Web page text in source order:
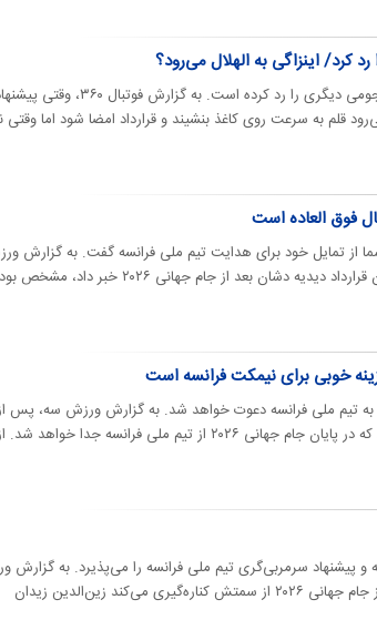
اسطوره فرانسوی رئال مادرید در روزهای اخیر پیشنهاد نجومی دیگری را رد کرده است. به گزارش فوتبال ۳۶۰،
قلم به سرعت روی کاغذ بنشیند و قرارداد امضا شود اما وقتی
فوق العاده است
از تمایل ‌خود برای هدایت تیم ملی فرانسه گفت. به گزارش
سه، از زمانی که فدراسیون فوتبال فرانسه از تمدید ‌نشدن قرارداد دیدیه دشان بعد از جام جهانی ۲۰۲۶
خوبی برای نیمکت فرانسه است
به تیم ملی فرانسه دعوت خواهد شد. به گزارش ورزش سه، ‌‌پس
گمانه‌زنی‌های فراوان، دیدیه دشان مدتی پیش اعلام کرد که در پایان جام جهانی ۲۰۲۶ از تیم ملی فرانسه جدا
و پیشنهاد ‏سرمربی‌گری تیم ملی فرانسه را می‌پذیرد.‏ به گزارش
سه، از روز ۸ ژانویه که دیدیه دشان رسما اعلام کرد ‏بعد از جام جهانی ۲۰۲۶ از سمتش کناره‌گیری می‌کند زین‌الدین زیدان